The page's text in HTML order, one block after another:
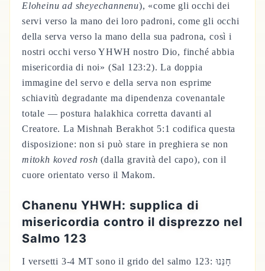
Eloheinu ad sheyechannenu), «come gli occhi dei
servi verso la mano dei loro padroni, come gli occhi
della serva verso la mano della sua padrona, così i
nostri occhi verso YHWH nostro Dio, finché abbia
misericordia di noi» (Sal 123:2). La doppia
immagine del servo e della serva non esprime
schiavitù degradante ma dipendenza covenantale
totale — postura halakhica corretta davanti al
Creatore. La Mishnah Berakhot 5:1 codifica questa
disposizione: non si può stare in preghiera se non
mitokh koved rosh (dalla gravità del capo), con il
cuore orientato verso il Makom.
Chanenu YHWH: supplica di
misericordia contro il disprezzo nel
Salmo 123
I versetti 3-4 MT sono il grido del salmo 123: חָנֵּנוּ